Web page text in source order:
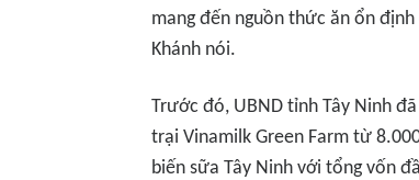
mang đến nguồn thức ăn ổn
Khánh nói.
Trước đó, UBND tỉnh Tây Ninh
trại Vinamilk Green Farm từ
biến sữa Tây Ninh với tổng vốn